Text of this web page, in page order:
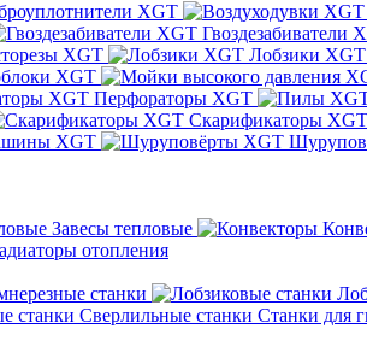
XGT
Гвоздезабиватели
XGT
Лобзики XGT
XGT
Перфораторы XGT
Скарификаторы XGT
XGT
Завесы тепловые
отопления
станки
Сверлильные станки Станки для